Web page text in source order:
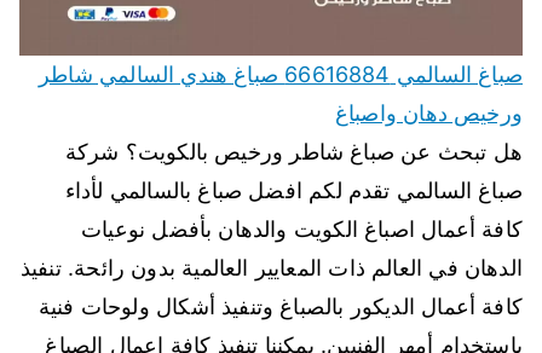
صباغ السالمي 66616884 صباغ هندي السالمي شاطر
ورخيص دهان واصباغ
هل تبحث عن صباغ شاطر ورخيص بالكويت؟ شركة
صباغ السالمي تقدم لكم افضل صباغ بالسالمي لأداء
كافة أعمال اصباغ الكويت والدهان بأفضل نوعيات
الدهان في العالم ذات المعايير العالمية بدون رائحة. تنفيذ
كافة أعمال الديكور بالصباغ وتنفيذ أشكال ولوحات فنية
باستخدام أمهر الفنيين. يمكننا تنفيذ كافة اعمال الصباغ